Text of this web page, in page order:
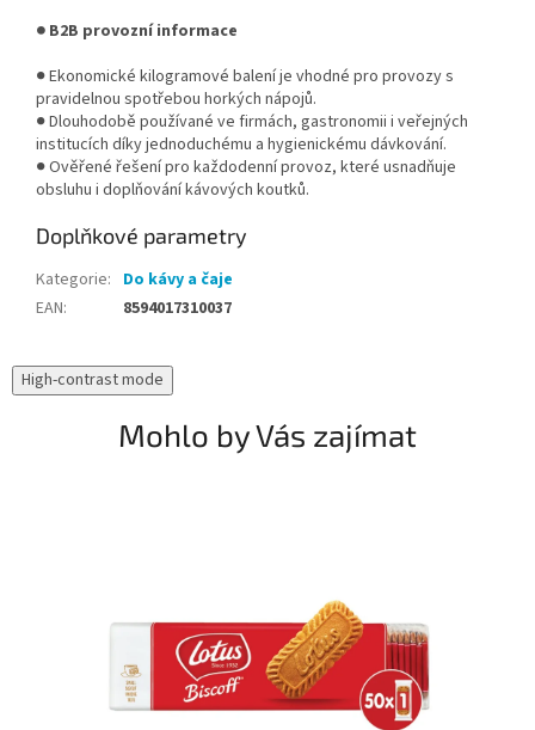
● B2B provozní informace
● Ekonomické kilogramové balení je vhodné pro provozy s
pravidelnou spotřebou horkých nápojů.
● Dlouhodobě používané ve firmách, gastronomii i veřejných
institucích díky jednoduchému a hygienickému dávkování.
● Ověřené řešení pro každodenní provoz, které usnadňuje
obsluhu i doplňování kávových koutků.
Doplňkové parametry
Kategorie: Do kávy a čaje
EAN: 8594017310037
High-contrast mode
Mohlo by Vás zajímat